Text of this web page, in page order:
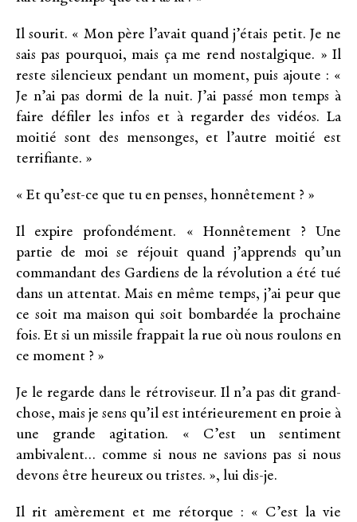
Il sourit. « Mon père l’avait quand j’étais petit. Je ne
sais pas pourquoi, mais ça me rend nostalgique. » Il
reste silencieux pendant un moment, puis ajoute : «
Je n’ai pas dormi de la nuit. J’ai passé mon temps à
faire défiler les infos et à regarder des vidéos. La
moitié sont des mensonges, et l’autre moitié est
terrifiante. »
« Et qu’est-ce que tu en penses, honnêtement ? »
Il expire profondément. « Honnêtement ? Une
partie de moi se réjouit quand j’apprends qu’un
commandant des Gardiens de la révolution a été tué
dans un attentat. Mais en même temps, j’ai peur que
ce soit ma maison qui soit bombardée la prochaine
fois. Et si un missile frappait la rue où nous roulons en
ce moment ? »
Je le regarde dans le rétroviseur. Il n’a pas dit grand-
chose, mais je sens qu’il est intérieurement en proie à
une grande agitation. « C’est un sentiment
ambivalent… comme si nous ne savions pas si nous
devons être heureux ou tristes. », lui dis-je.
Il rit amèrement et me rétorque : « C’est la vie